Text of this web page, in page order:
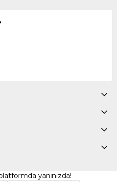
yanınızda!